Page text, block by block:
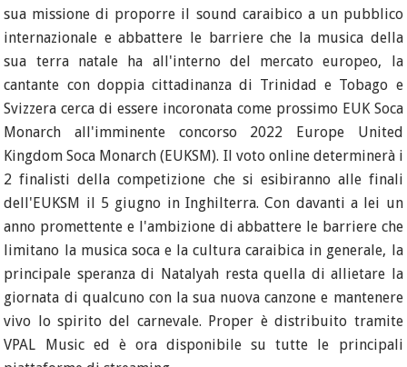
sua missione di proporre il sound caraibico a un pubblico
internazionale e abbattere le barriere che la musica della
sua terra natale ha all'interno del mercato europeo, la
cantante con doppia cittadinanza di Trinidad e Tobago e
Svizzera cerca di essere incoronata come prossimo EUK Soca
Monarch all'imminente concorso 2022 Europe United
Kingdom Soca Monarch (EUKSM). Il voto online determinerà i
2 finalisti della competizione che si esibiranno alle finali
dell'EUKSM il 5 giugno in Inghilterra. Con davanti a lei un
anno promettente e l'ambizione di abbattere le barriere che
limitano la musica soca e la cultura caraibica in generale, la
principale speranza di Natalyah resta quella di allietare la
giornata di qualcuno con la sua nuova canzone e mantenere
vivo lo spirito del carnevale. Proper è distribuito tramite
VPAL Music ed è ora disponibile su tutte le principali